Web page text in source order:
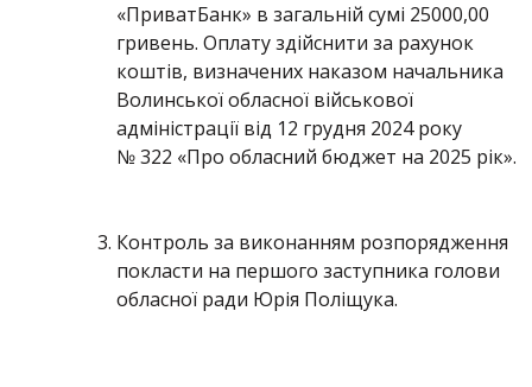
«ПриватБанк» в загальній сумі 25000,00
гривень. Оплату здійснити за рахунок
коштів, визначених наказом начальника
Волинської обласної військової
адміністрації від 12 грудня 2024 року
№ 322 «Про обласний бюджет на 2025 рік».
Контроль за виконанням розпорядження
покласти на першого заступника голови
обласної ради Юрія Поліщука.